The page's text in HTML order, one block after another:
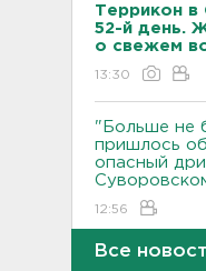
Террикон в
52-й день.
о свежем
13:30
"Больше не
пришлось
опасный
12:56
После
Все